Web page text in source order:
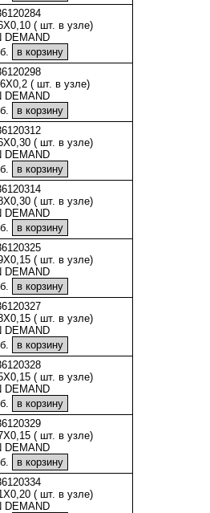
( шт. в узле)
DEMAND
( шт. в узле)
DEMAND
( шт. в узле)
DEMAND
( шт. в узле)
DEMAND
( шт. в узле)
DEMAND
( шт. в узле)
DEMAND
( шт. в узле)
DEMAND
( шт. в узле)
DEMAND
( шт. в узле)
DEMAND